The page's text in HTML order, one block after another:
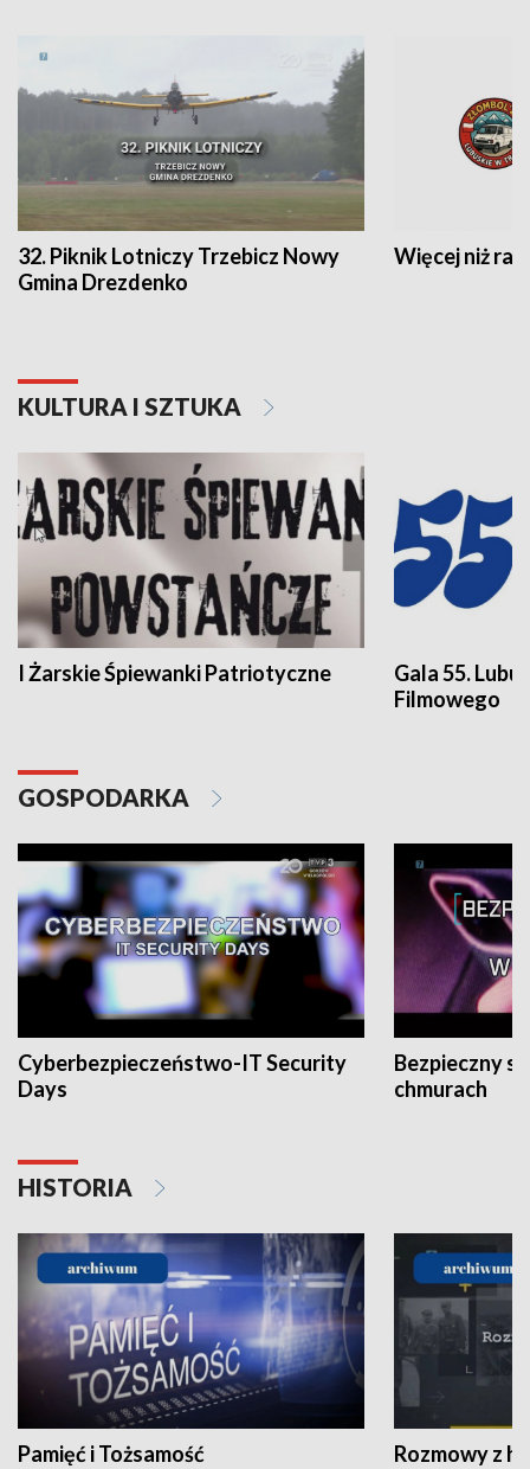
32. Piknik Lotniczy Trzebicz Nowy
Gmina Drezdenko
Więcej niż rajd
KULTURA I SZTUKA
I Żarskie Śpiewanki Patriotyczne
Gala 55.
Filmowego
GOSPODARKA
Cyberbezpieczeństwo-IT Security
Days
Bezpieczny
chmurach
HISTORIA
Pamięć i Tożsamość Rozmowy z